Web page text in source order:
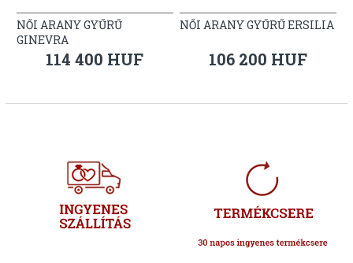
NŐI ARANY GYŰRŰ
GINEVRA
114 400 HUF
NŐI ARANY GYŰRŰ ERSILIA
106 200 HUF